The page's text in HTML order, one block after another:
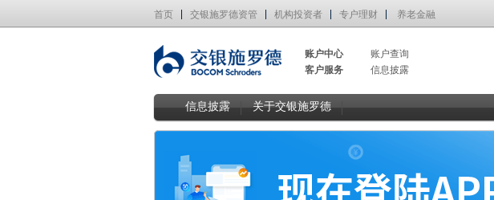
首页 交银施罗德资管 机构投资者 专户理财 养老金融
账户中心
账户查询
客户服务
信息披露
信息披露 关于交银施罗德